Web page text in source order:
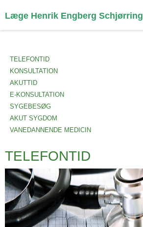
Læge Henrik Engberg Schjørring
TELEFONTID
KONSULTATION
AKUTTID
E-KONSULTATION
SYGEBESØG
AKUT SYGDOM
VANEDANNENDE MEDICIN
TELEFONTID